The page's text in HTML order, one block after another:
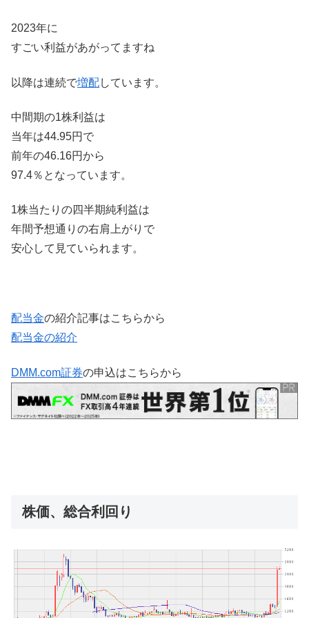
2023年に
すごい利益があがってますね
以降は連続で増配しています。
中間期の1株利益は
当年は44.95円で
前年の46.16円から
97.4％となっています。
1株当たりの四半期純利益は
年間予想通りの右肩上がりで
安心して見ていられます。
配当金の紹介記事はこちらから
配当金の紹介
DMM.com証券の申込はこちらから
株価、総合利回り